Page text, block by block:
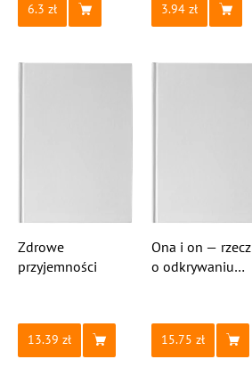
6.3 3.94
Zdrowe
przyjemności
13.39
Ona i on — rzecz
o odkrywaniu
15.75